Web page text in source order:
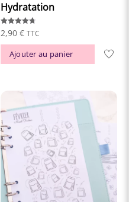
Hydratation
Note
4.72
sur 5
2,90 € TTC
Ajouter au panier